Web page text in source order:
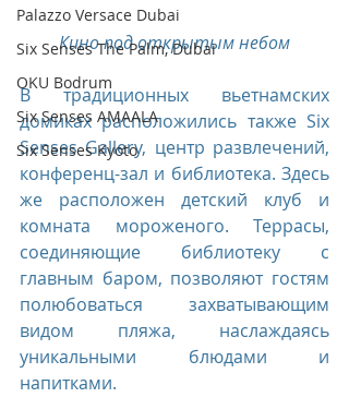
Palazzo Versace Dubai
Six Senses The Palm, Dubai
OKU Bodrum
Six Senses AMAALA
Six Senses Kyoto
Кино под открытым небом
В традиционных вьетнамских
домиках расположились также Six
Senses Gallery, центр развлечений,
конференц-зал и библиотека. Здесь
же расположен детский клуб и
комната мороженого. Террасы,
соединяющие библиотеку с
главным баром, позволяют гостям
полюбоваться захватывающим
видом пляжа, наслаждаясь
уникальными блюдами и
напитками.